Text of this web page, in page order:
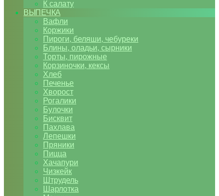
К салату
ВЫПЕЧКА
Вафли
Коржики
Пироги, беляши, чебуреки
Блины, оладьи, сырники
Торты, пирожные
Корзиночки, кексы
Хлеб
Печенье
Хворост
Рогалики
Булочки
Бисквит
Пахлава
Лепешки
Пряники
Пицца
Хачапури
Чизкейк
Штрудель
Шарлотка